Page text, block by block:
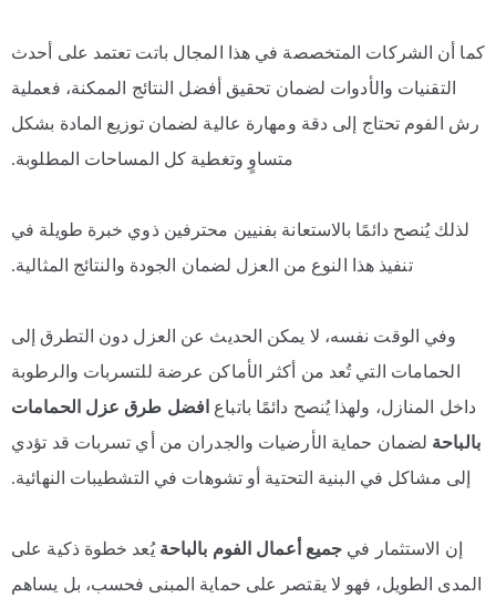
كما أن الشركات المتخصصة في هذا المجال باتت تعتمد على أحدث
التقنيات والأدوات لضمان تحقيق أفضل النتائج الممكنة، فعملية
رش الفوم تحتاج إلى دقة ومهارة عالية لضمان توزيع المادة بشكل
متساوٍ وتغطية كل المساحات المطلوبة.
لذلك يُنصح دائمًا بالاستعانة بفنيين محترفين ذوي خبرة طويلة في
تنفيذ هذا النوع من العزل لضمان الجودة والنتائج المثالية.
وفي الوقت نفسه، لا يمكن الحديث عن العزل دون التطرق إلى
الحمامات التي تُعد من أكثر الأماكن عرضة للتسربات والرطوبة
داخل المنازل، ولهذا يُنصح دائمًا باتباع افضل طرق عزل الحمامات
بالباحة لضمان حماية الأرضيات والجدران من أي تسربات قد تؤدي
إلى مشاكل في البنية التحتية أو تشوهات في التشطيبات النهائية.
إن الاستثمار في جميع أعمال الفوم بالباحة يُعد خطوة ذكية على
المدى الطويل، فهو لا يقتصر على حماية المبنى فحسب، بل يساهم